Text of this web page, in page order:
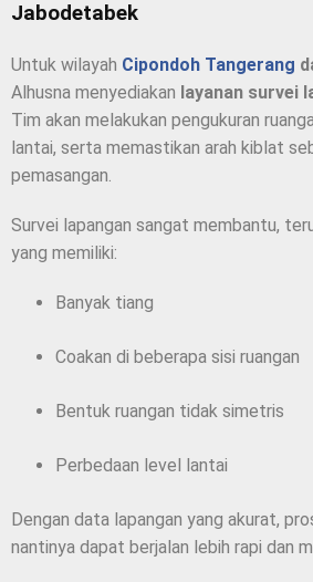
Jabodetabek
Untuk wilayah Cipondoh Tangerang
Alhusna menyediakan layanan survei
Tim akan melakukan pengukuran
lantai, serta memastikan arah kiblat
pemasangan.
Survei lapangan sangat membantu,
yang memiliki:
Banyak tiang
Coakan di beberapa sisi ruangan
Bentuk ruangan tidak simetris
Perbedaan level lantai
Dengan data lapangan yang akurat,
nantinya dapat berjalan lebih rapi dan